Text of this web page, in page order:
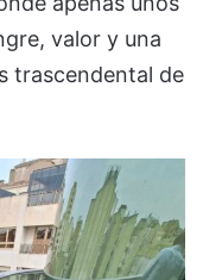
valor y una
trascendental de